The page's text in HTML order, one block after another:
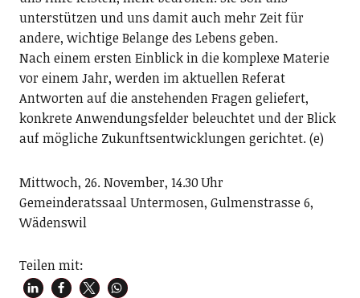
unterstützen und uns damit auch mehr Zeit für
andere, wichtige Belange des Lebens geben.
Nach einem ersten Einblick in die komplexe Materie
vor einem Jahr, werden im aktuellen Referat
Antworten auf die anstehenden Fragen geliefert,
konkrete Anwendungsfelder beleuchtet und der Blick
auf mögliche Zukunftsentwicklungen gerichtet. (e)
Mittwoch, 26. November, 14.30 Uhr
Gemeinderatssaal Untermosen, Gulmenstrasse 6,
Wädenswil
Teilen mit: